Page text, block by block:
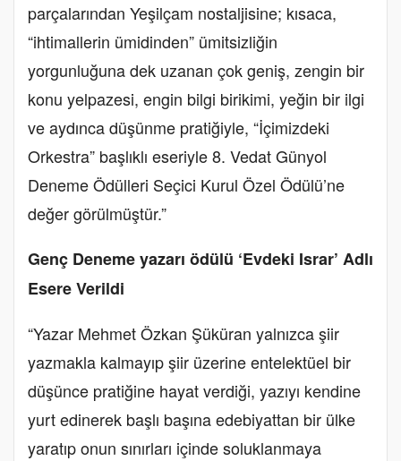
parçalarından Yeşilçam nostaljisine; kısaca,
“ihtimallerin ümidinden” ümitsizliğin
yorgunluğuna dek uzanan çok geniş, zengin bir
konu yelpazesi, engin bilgi birikimi, yeğin bir ilgi
ve aydınca düşünme pratiğiyle, “İçimizdeki
Orkestra” başlıklı eseriyle 8. Vedat Günyol
Deneme Ödülleri Seçici Kurul Özel Ödülü’ne
değer görülmüştür.”
Genç Deneme yazarı ödülü ‘Evdeki Israr’ Adlı
Esere Verildi
“Yazar Mehmet Özkan Şüküran yalnızca şiir
yazmakla kalmayıp şiir üzerine entelektüel bir
düşünce pratiğine hayat verdiği, yazıyı kendine
yurt edinerek başlı başına edebiyattan bir ülke
yaratıp onun sınırları içinde soluklanmaya